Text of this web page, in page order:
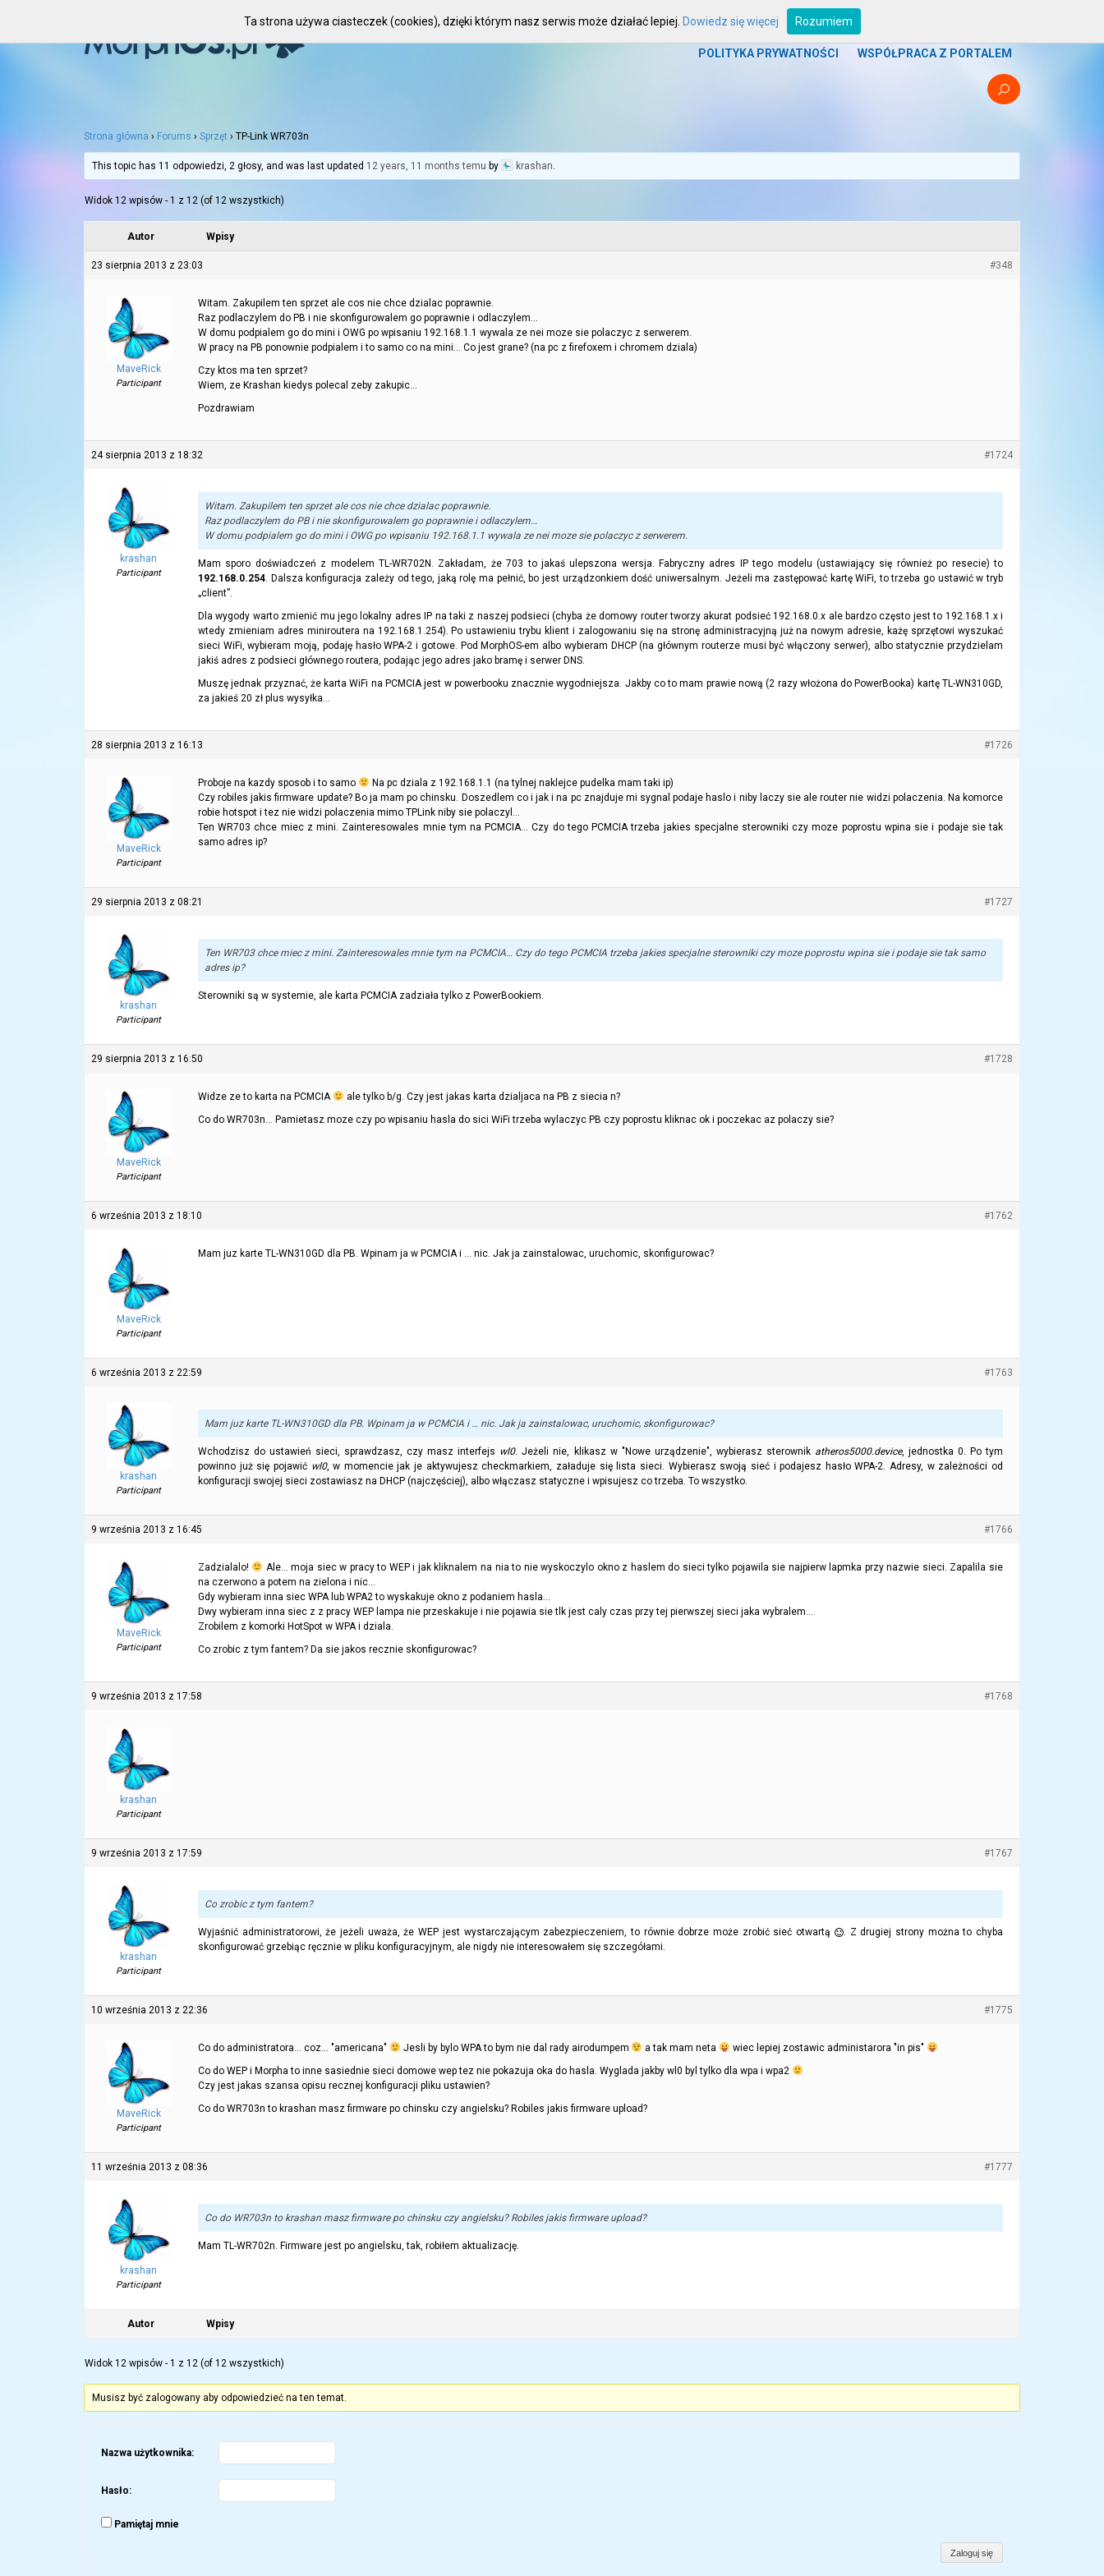
PROGRAMY BOUNTY
POLITYKA PRYWATNOŚCI
WSPÓŁPRACA Z PORTALEM
Strona główna › Forums › Sprzęt › TP-Link WR703n
This topic has 11 odpowiedzi, 2 głosy, and was last updated 12 years, 11 months temu by krashan.
Widok 12 wpisów - 1 z 12 (of 12 wszystkich)
Autor Wpisy
23 sierpnia 2013 z 23:03 #348
MaveRick
Participant
Witam. Zakupilem ten sprzet ale cos nie chce dzialac poprawnie.
Raz podlaczylem do PB i nie skonfigurowalem go poprawnie i odlaczylem…
W domu podpialem go do mini i OWG po wpisaniu 192.168.1.1 wywala ze nei moze sie polaczyc z serwerem.
W pracy na PB ponownie podpialem i to samo co na mini… Co jest grane? (na pc z firefoxem i chromem dziala)
Czy ktos ma ten sprzet?
Wiem, ze Krashan kiedys polecal zeby zakupic…
Pozdrawiam
24 sierpnia 2013 z 18:32 #1724
krashan
Participant
Witam. Zakupilem ten sprzet ale cos nie chce dzialac poprawnie.
Raz podlaczylem do PB i nie skonfigurowalem go poprawnie i odlaczylem…
W domu podpialem go do mini i OWG po wpisaniu 192.168.1.1 wywala ze nei moze sie polaczyc z serwerem.
Mam sporo doświadczeń z modelem TL-WR702N. Zakładam, że 703 to jakaś ulepszona wersja. Fabryczny adres IP tego modelu (ustawiający się również po resecie) to
192.168.0.254. Dalsza konfiguracja zależy od tego, jaką rolę ma pełnić, bo jest urządzonkiem dość uniwersalnym. Jeżeli ma zastępować kartę WiFi, to trzeba go ustawić w tryb
„client”.
Dla wygody warto zmienić mu jego lokalny adres IP na taki z naszej podsieci (chyba że domowy router tworzy akurat podsieć 192.168.0.x ale bardzo często jest to 192.168.1.x i
wtedy zmieniam adres miniroutera na 192.168.1.254). Po ustawieniu trybu klient i zalogowaniu się na stronę administracyjną już na nowym adresie, każę sprzętowi wyszukać
sieci WiFi, wybieram moją, podaję hasło WPA-2 i gotowe. Pod MorphOS-em albo wybieram DHCP (na głównym routerze musi być włączony serwer), albo statycznie przydzielam
jakiś adres z podsieci głównego routera, podając jego adres jako bramę i serwer DNS.
Muszę jednak przyznać, że karta WiFi na PCMCIA jest w powerbooku znacznie wygodniejsza. Jakby co to mam prawie nową (2 razy włożona do PowerBooka) kartę TL-WN310GD,
za jakieś 20 zł plus wysyłka…
28 sierpnia 2013 z 16:13 #1726
MaveRick
Participant
Proboje na kazdy sposob i to samo
Na pc dziala z 192.168.1.1 (na tylnej naklejce pudelka mam taki ip)
Czy robiles jakis firmware update? Bo ja mam po chinsku. Doszedlem co i jak i na pc znajduje mi sygnal podaje haslo i niby laczy sie ale router nie widzi polaczenia. Na komorce
robie hotspot i tez nie widzi polaczenia mimo TPLink niby sie polaczyl…
Ten WR703 chce miec z mini. Zainteresowales mnie tym na PCMCIA… Czy do tego PCMCIA trzeba jakies specjalne sterowniki czy moze poprostu wpina sie i podaje sie tak
samo adres ip?
29 sierpnia 2013 z 08:21 #1727
krashan
Participant
Ten WR703 chce miec z mini. Zainteresowales mnie tym na PCMCIA… Czy do tego PCMCIA trzeba jakies specjalne sterowniki czy moze poprostu wpina sie i podaje sie tak samo
adres ip?
Sterowniki są w systemie, ale karta PCMCIA zadziała tylko z PowerBookiem.
29 sierpnia 2013 z 16:50 #1728
MaveRick
Participant
Widze ze to karta na PCMCIA
ale tylko b/g. Czy jest jakas karta dzialjaca na PB z siecia n?
Co do WR703n… Pamietasz moze czy po wpisaniu hasla do sici WiFi trzeba wylaczyc PB czy poprostu kliknac ok i poczekac az polaczy sie?
6 września 2013 z 18:10 #1762
MaveRick
Participant
Mam juz karte TL-WN310GD dla PB. Wpinam ja w PCMCIA i … nic. Jak ja zainstalowac, uruchomic, skonfigurowac?
6 września 2013 z 22:59 #1763
krashan
Participant
Mam juz karte TL-WN310GD dla PB. Wpinam ja w PCMCIA i … nic. Jak ja zainstalowac, uruchomic, skonfigurowac?
Wchodzisz do ustawień sieci, sprawdzasz, czy masz interfejs wl0. Jeżeli nie, klikasz w "Nowe urządzenie", wybierasz sterownik atheros5000.device, jednostka 0. Po tym
powinno już się pojawić wl0, w momencie jak je aktywujesz checkmarkiem, załaduje się lista sieci. Wybierasz swoją sieć i podajesz hasło WPA-2. Adresy, w zależności od
konfiguracji swojej sieci zostawiasz na DHCP (najczęściej), albo włączasz statyczne i wpisujesz co trzeba. To wszystko.
9 września 2013 z 16:45 #1766
MaveRick
Participant
Zadzialalo!
Ale… moja siec w pracy to WEP i jak kliknalem na nia to nie wyskoczylo okno z haslem do sieci tylko pojawila sie najpierw lapmka przy nazwie sieci. Zapalila sie
na czerwono a potem na zielona i nic…
Gdy wybieram inna siec WPA lub WPA2 to wyskakuje okno z podaniem hasla…
Dwy wybieram inna siec z z pracy WEP lampa nie przeskakuje i nie pojawia sie tlk jest caly czas przy tej pierwszej sieci jaka wybralem…
Zrobilem z komorki HotSpot w WPA i dziala.
Co zrobic z tym fantem? Da sie jakos recznie skonfigurowac?
9 września 2013 z 17:58 #1768
krashan
Participant
9 września 2013 z 17:59 #1767
krashan
Participant
Co zrobic z tym fantem?
Wyjaśnić administratorowi, że jeżeli uważa, że WEP jest wystarczającym zabezpieczeniem, to równie dobrze może zrobić sieć otwartą
. Z drugiej strony można to chyba
skonfigurować grzebiąc ręcznie w pliku konfiguracyjnym, ale nigdy nie interesowałem się szczegółami.
10 września 2013 z 22:36 #1775
MaveRick
Participant
Co do administratora… coz… "americana" Jesli by bylo WPA to bym nie dal rady airodumpem a tak mam neta
wiec lepiej zostawic administarora "in pis"
Co do WEP i Morpha to inne sasiednie sieci domowe wep tez nie pokazuja oka do hasla. Wyglada jakby wl0 byl tylko dla wpa i wpa2
Czy jest jakas szansa opisu recznej konfiguracji pliku ustawien?
Co do WR703n to krashan masz firmware po chinsku czy angielsku? Robiles jakis firmware upload?
11 września 2013 z 08:36 #1777
krashan
Participant
Co do WR703n to krashan masz firmware po chinsku czy angielsku? Robiles jakis firmware upload?
Mam TL-WR702n. Firmware jest po angielsku, tak, robiłem aktualizację.
Autor Wpisy
Widok 12 wpisów - 1 z 12 (of 12 wszystkich)
Musisz być zalogowany aby odpowiedzieć na ten temat.
Nazwa użytkownika:
Hasło:
Pamiętaj mnie
Zaloguj się
Ta strona używa ciasteczek (cookies), dzięki którym nasz serwis może działać lepiej. Dowiedz się więcej Rozumiem